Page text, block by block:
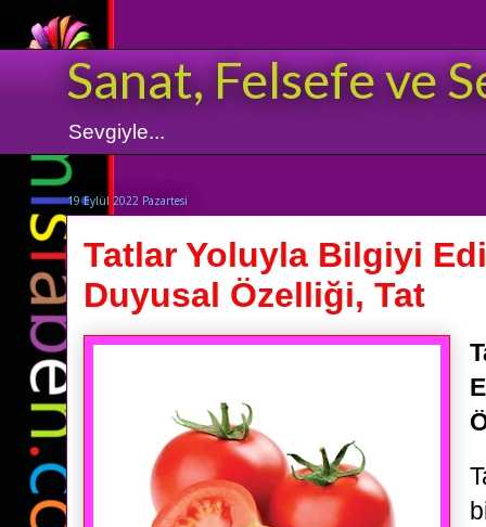
Sanat, Felsefe ve
Sevgiyle...
19 Eylül 2022 Pazartesi
Tatlar Yoluyla Bilgiyi
Duyusal Özelliği, Tat